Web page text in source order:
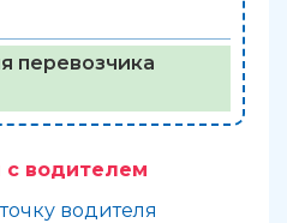
перевозчика
с водителем
водителя